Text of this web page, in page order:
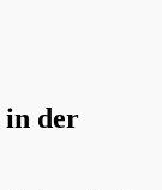
in der